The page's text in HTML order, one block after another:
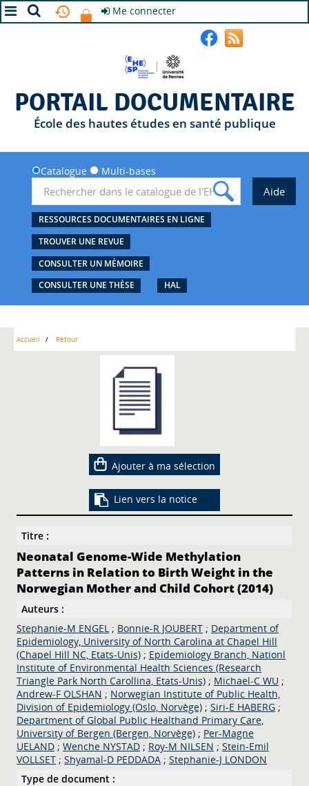
Me connecter
PORTAIL DOCUMENTAIRE
École des hautes études en santé publique
Catalogue Multi-bases
RESSOURCES DOCUMENTAIRES EN LIGNE
TROUVER UNE REVUE
CONSULTER UN MÉMOIRE
CONSULTER UNE THÈSE
HAL
Accueil Retour
Ajouter à ma sélection
Lien vers la notice
Titre :
Neonatal Genome-Wide Methylation
Patterns in Relation to Birth Weight in the
Norwegian Mother and Child Cohort (2014)
Auteurs :
Stephanie-M ENGEL ; Bonnie-R JOUBERT ; Department of
Epidemiology, University of North Carolina at Chapel Hill
(Chapel Hill NC, Etats-Unis) ; Epidemiology Branch, Nationl
Institute of Environmental Health Sciences (Research
Triangle Park North Carollina, Etats-Unis) ; Michael-C WU ;
Andrew-F OLSHAN ; Norwegian Institute of Public Health,
Division of Epidemiology (Oslo, Norvège) ;Siri-E HABERG ;
Department of Global Public Healthand Primary Care,
University of Bergen (Bergen, Norvège) ; Per-Magne
UELAND ;Wenche NYSTAD ; Roy-M NILSEN ;Stein-Emil
VOLLSET ;Shyamal-D PEDDADA ;Stephanie-J LONDON
Type de document :